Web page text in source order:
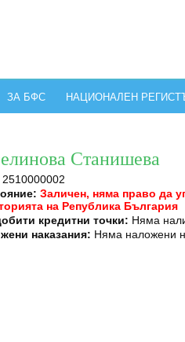
ЗА БФС НАЦИОНАЛЕН
Станишева
2510000002
Заличен, няма право да
на Република България
кредитни точки: Няма
наказания: Няма наложени